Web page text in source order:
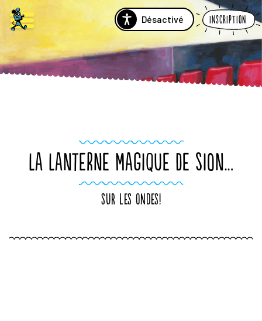
Désactivé Inscription
LA LANTERNE MAGIQUE DE SION…
sur les ondes!